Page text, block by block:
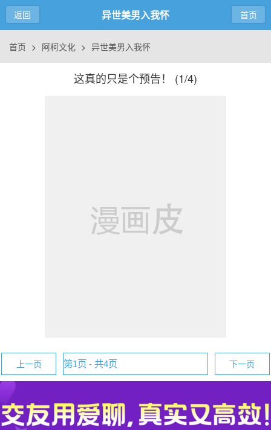
返回 异世美男入我怀 首页
首页 > 阿柯文化 > 异世美男入我怀
这真的只是个预告！ (1/4)
上一页 下一页